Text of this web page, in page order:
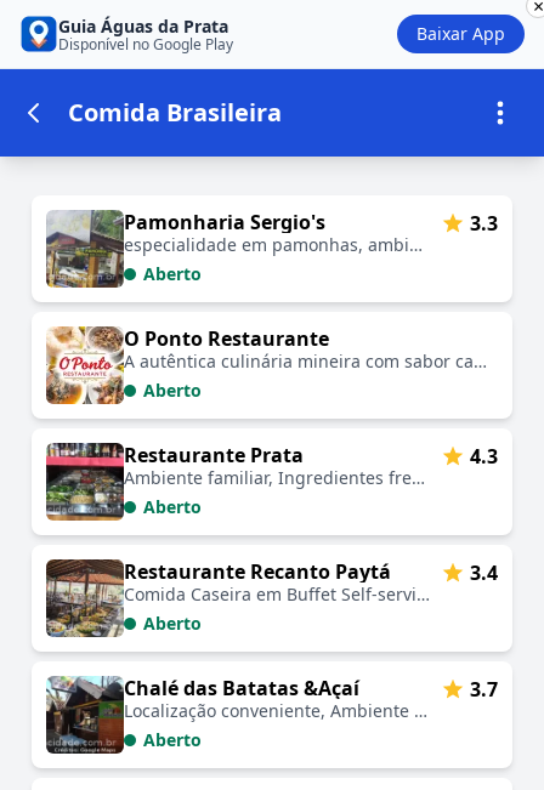
Guia Águas da Prata
Disponível no Google Play Baixar App
×
Comida Brasileira
Estabelecimentos em Comida
Pamonharia Sergio's
especialidade em pamonhas, ambiente acolhedor, ingredientes frescos, ponto de encontro familiar, variedade de lanches
3.3
Aberto
O Ponto Restaurante
A autêntica culinária mineira com sabor caseiro para o seu jantar no centro da cidade 🍲🧀🥘✨
Aberto
Restaurante Prata
Ambiente familiar, Ingredientes frescos, Localização central, Atendimento amigável, Variedade de pratos
4.3
Aberto
Restaurante Recanto Paytá
Comida Caseira em Buffet Self-service 🚗🍽️
3.4
Aberto
Chalé das Batatas &Açaí
Localização conveniente, Ambiente acolhedor, Serviço atencioso, Variedade de pratos, Comida saborosa, Destino turístico, Experiência gastronômica única
3.7
Aberto